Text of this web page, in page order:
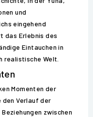
und
eingehend
das Erlebnis des
Eintauchen in
realistische Welt.
Momenten der
den Verlauf der
zwischen